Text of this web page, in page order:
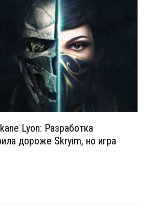
Lyon: Разработка
дороже Skryim, но игра